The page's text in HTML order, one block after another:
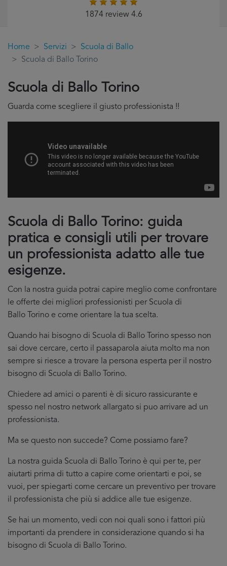
1874 review 4.6
Home Servizi
Scuola di Ballo
Scuola di Ballo Torino
Scuola di Ballo Torino
Guarda come scegliere il giusto professionista !!
Scuola di Ballo Torino: guida
pratica e consigli utili per trovare
un professionista adatto alle tue
esigenze.
Con la nostra guida potrai capire meglio come confrontare
le offerte dei migliori professionisti per Scuola di
Ballo Torino e come orientare la tua scelta.
Quando hai bisogno di Scuola di Ballo Torino spesso non
sai dove cercare, certo il passaparola aiuta molto ma non
sempre si riesce a trovare la persona esperta per il nostro
bisogno di Scuola di Ballo Torino.
Chiedere ad amici o parenti è di sicuro rassicurante e
spesso nel nostro network allargato si puo arrivare ad un
professionista.
Ma se questo non succede? Come possiamo fare?
La nostra guida Scuola di Ballo Torino è qui per te, per
aiutarti prima di tutto a capire come orientarti e poi, se
vuoi, per spiegarti come cercare un preventivo per trovare
il professionista che più si addice alle tue esigenze.
Se hai un momento, vedi con noi quali sono i fattori più
importanti da prendere in considerazione quando si ha
bisogno di Scuola di Ballo Torino.